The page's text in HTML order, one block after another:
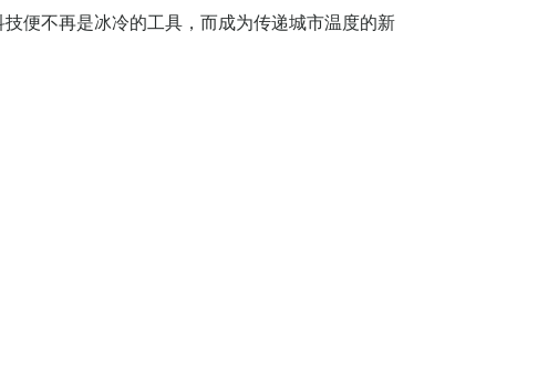
便不再是冰冷的工具，而成为传递城市温度的新